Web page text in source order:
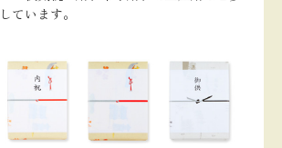
ています。